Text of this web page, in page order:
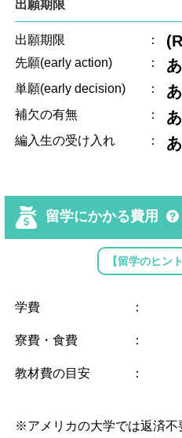
出願期限
出願期限 ：
先願(early action) ：
単願(early decision) ：
補欠の有無 ：
編入生の受け入れ ：
留学にかかる費用
【留学のヒン
学費 ：
寮費・食費 ：
教材費の目安 ：
※アメリカの大学では返済不